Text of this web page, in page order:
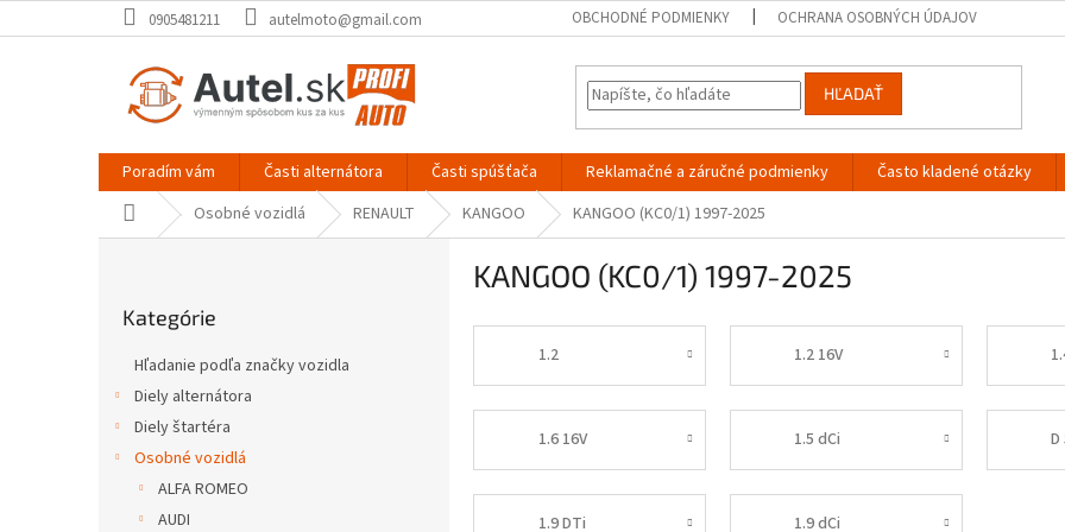
na
0905481211 autelmoto@gmail.com OBCHODNÉ PODMIENKY OCHRANA OSOBNÝCH ÚDAJOV
HĽADAŤ
Poradím vám Časti alternátora Časti spúšťača Reklamačné a záručné podmienky Často kladené otázky
Domov Osobné vozidlá RENAULT KANGOO KANGOO (KC0/1) 1997-2025
kategórie
Kategórie
Hľadanie podľa značky vozidla
Diely alternátora
Diely štartéra
Osobné vozidlá
ALFA ROMEO
AUDI
KANGOO (KC0/1) 1997-2025
1.2 1.2 16V
1.6 16V 1.5 dCi D
1.9 DTi 1.9 dCi